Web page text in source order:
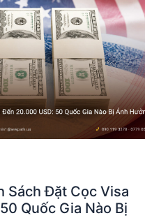
Sách Đặt Cọc Visa
Quốc Gia Nào Bị